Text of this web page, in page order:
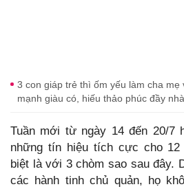
3 con giáp trẻ thì ốm yếu làm cha
mạnh giàu có, hiếu thảo phúc đầy nhà
Tuần mới từ ngày 14 đến 20/7
những tín hiệu tích cực cho 12
biệt là với 3 chòm sao sau đây.
các hành tinh chủ quản, họ